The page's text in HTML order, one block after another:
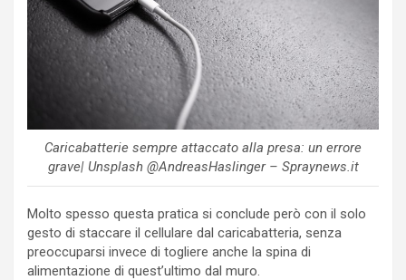
Caricabatterie sempre attaccato alla presa: un errore
grave| Unsplash @AndreasHaslinger – Spraynews.it
Molto spesso questa pratica si conclude però con il solo
gesto di staccare il cellulare dal caricabatteria, senza
preoccuparsi invece di togliere anche la spina di
alimentazione di quest’ultimo dal muro.